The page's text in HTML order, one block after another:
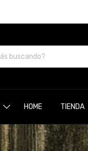
HOME TIENDA